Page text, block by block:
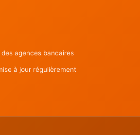
agences bancaires
à jour régulièrement